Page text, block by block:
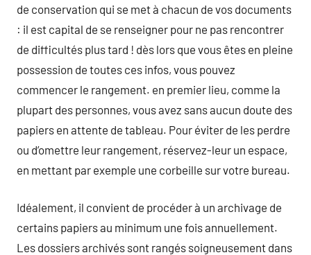
de conservation qui se met à chacun de vos documents
: il est capital de se renseigner pour ne pas rencontrer
de difficultés plus tard ! dès lors que vous êtes en pleine
possession de toutes ces infos, vous pouvez
commencer le rangement. en premier lieu, comme la
plupart des personnes, vous avez sans aucun doute des
papiers en attente de tableau. Pour éviter de les perdre
ou d’omettre leur rangement, réservez-leur un espace,
en mettant par exemple une corbeille sur votre bureau.
Idéalement, il convient de procéder à un archivage de
certains papiers au minimum une fois annuellement.
Les dossiers archivés sont rangés soigneusement dans